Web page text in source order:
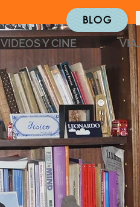
VIDEOS Y CINE
BLOG